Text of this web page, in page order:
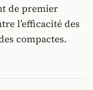
de premier
l’efficacité des
compactes.